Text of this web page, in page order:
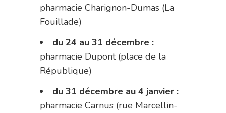
pharmacie Charignon-Dumas (La
Fouillade)
du 24 au 31 décembre :
pharmacie Dupont (place de la
République)
du 31 décembre au 4 janvier :
pharmacie Carnus (rue Marcellin-